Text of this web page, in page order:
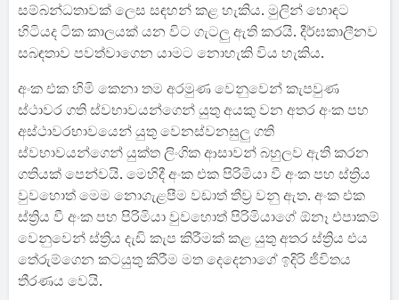
සම්බන්ධතාවක් ලෙස සඳහන් කළ හැකිය. මුලින් හොඳට
හිටියද ටික කාලයක් යන විට ගැටලු ඇති කරයි. දීර්ඝකාලීනව
සබඳතාව පවත්වාගෙන යාමට නොහැකි විය හැකිය.
අංක එක හිමි කෙනා තම අරමුණ වෙනුවෙන් කැපවුණ
ස්ථාවර ගති ස්වභාවයන්ගෙන් යුතු අයකු වන අතර අංක පහ
අස්ථාවරභාවයෙන් යුතු වෙනස්වනසුලු ගති
ස්වභාවයන්ගෙන් යුක්ත ලිංගික ආසාවන් බහුලව ඇති කරන
ගතියක් පෙන්වයි. මෙහිදී අංක එක පිරිමියා වී අංක පහ ස්ත්‍රිය
වුවහොත් මෙම නොගැළපීම වඩාත් තීව්‍ර වනු ඇත. අංක එක
ස්ත්‍රිය වී අංක පහ පිරිමියා වුවහොත් පිරිමියාගේ ඕනෑ එපාකම්
වෙනුවෙන් ස්ත්‍රිය දැඩි කැප කිරීමක් කළ යුතු අතර ස්ත්‍රිය එය
තේරුම්ගෙන කටයුතු කිරීම මත දෙදෙනාගේ ඉදිරි ජීවිතය
තීරණය වෙයි.